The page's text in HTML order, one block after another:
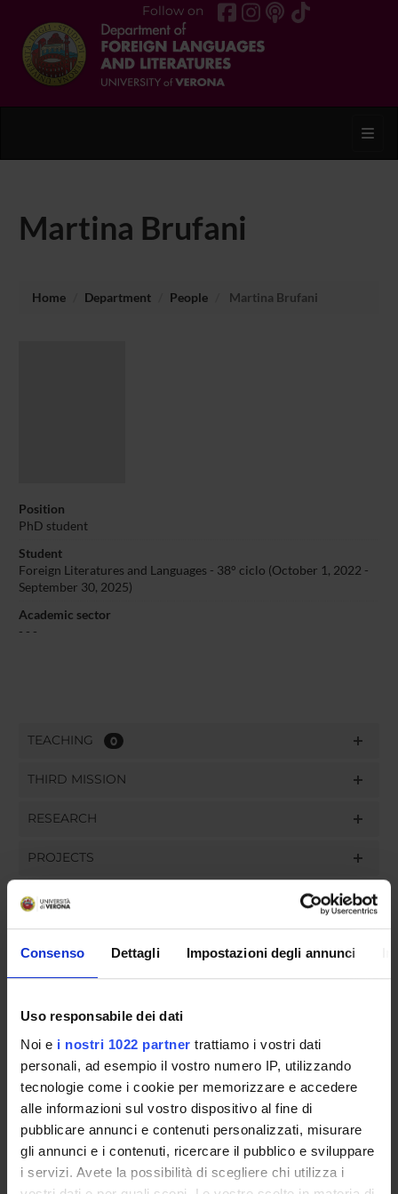
Consenso Dettagli Impostazioni degli annunci
Uso responsabile dei dati
Noi e i nostri 1022 partner trattiamo i vostri dati
personali, ad esempio il vostro numero IP, utilizzando
tecnologie come i cookie per memorizzare e accedere
alle informazioni sul vostro dispositivo al fine di
pubblicare annunci e contenuti personalizzati, misurare
gli annunci e i contenuti, ricercare il pubblico e sviluppare
i servizi. Avete la possibilità di scegliere chi utilizza i
Follow on
Martina Brufani
Home Department People Martina Brufani
Position
PhD student
Student
Foreign Literatures and Languages - 38° ciclo (October 1, 2022 -
September 30, 2025)
Academic sector
- - -
TEACHING 0
THIRD MISSION
RESEARCH
PROJECTS
ASSIGNMENTS
COMMITTEES
DEPARTMENT ADMINISTRATION OFFICES
STUDENT ADMINISTRATION OFFICES